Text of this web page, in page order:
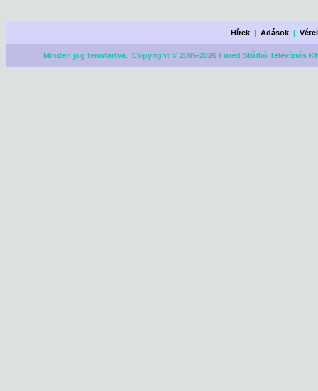
Hírek |Adások |
Minden jog fenntartva. Copyright © 2005-2026 Füred Stúdió Televíziós